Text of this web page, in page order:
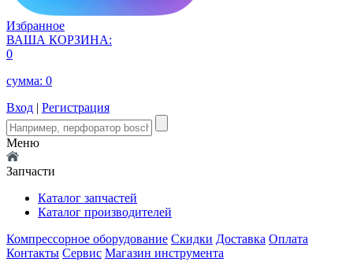
Избранное
ВАША КОРЗИНА:
0
сумма: 0
Вход | Регистрация
Меню
Запчасти
Каталог запчастей
Каталог производителей
Компрессорное оборудование Скидки Доставка Оплата
Контакты Сервис Магазин инструмента